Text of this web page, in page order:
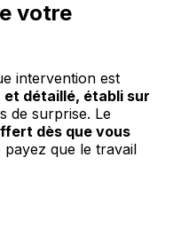
votre
intervention est
détaillé, établi sur
de surprise. Le
dès que vous
que le travail